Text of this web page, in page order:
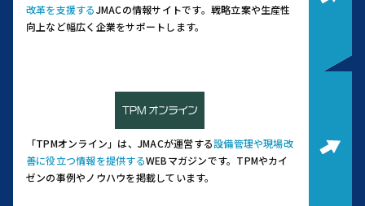
改革を支援するJMACの情報サイトです。 戦略立案や生産性
向上など幅広く企業をサポートします。
「TPMオンライン」は、JMACが運営する設備管理や現場改
善に役立つ情報を提供するWEBマガジンです。 TPMやカイ
ゼンの事例やノウハウを掲載しています。